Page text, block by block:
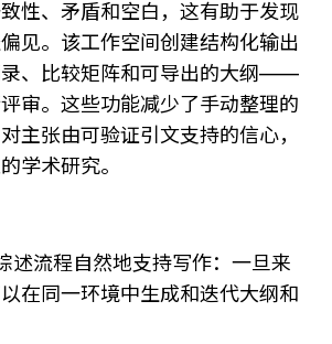
性、矛盾和空白，这有助于发现
见。该工作空间创建结构化输出
、比较矩阵和可导出的大纲——
审。这些功能减少了手动整理的
主张由可验证引文支持的信心，
学术研究。
述流程自然地支持写作：一旦来
在同一环境中生成和迭代大纲和